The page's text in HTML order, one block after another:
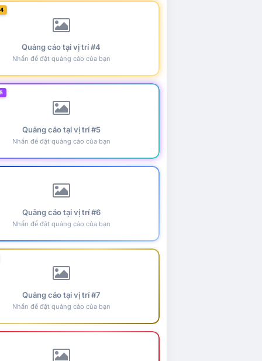
Quảng cáo tại vị trí #4
Nhấn để đặt quảng cáo của bạn
Quảng cáo tại vị trí #5
Nhấn để đặt quảng cáo của bạn
Quảng cáo tại vị trí #6
Nhấn để đặt quảng cáo của bạn
Quảng cáo tại vị trí #7
Nhấn để đặt quảng cáo của bạn